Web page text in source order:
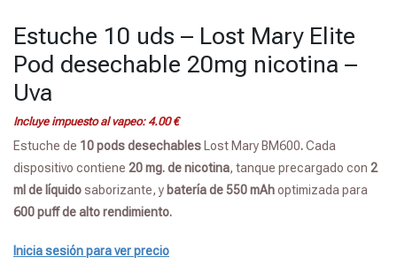
Estuche 10 uds – Lost Mary Elite
Pod desechable 20mg nicotina –
Uva
Incluye impuesto al vapeo: 4.00€
Estuche de 10 podsdesechablesLost Mary BM600.Cada
dispositivo contiene 20 mg. de nicotina, tanque precargado con 2
ml de líquidosaborizante, y batería de 550 mAhoptimizada para
600 puff de alto rendimiento.
Inicia sesión para ver precio